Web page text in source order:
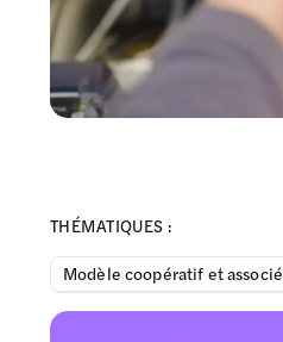
THÉMATIQUES :
Modèle coopératif et associé